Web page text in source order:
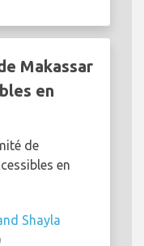
Makassar
en
de
en
Shayla